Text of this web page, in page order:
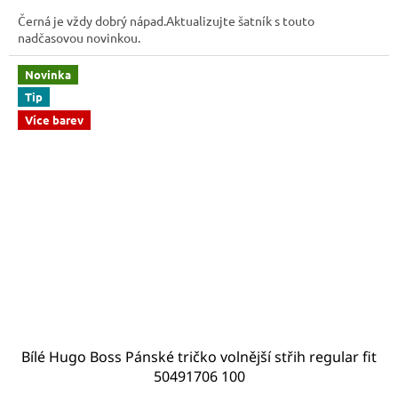
Černá je vždy dobrý nápad.Aktualizujte šatník s touto
nadčasovou novinkou.
Novinka
Tip
Více barev
Bílé Hugo Boss Pánské tričko volnější střih regular fit
50491706 100